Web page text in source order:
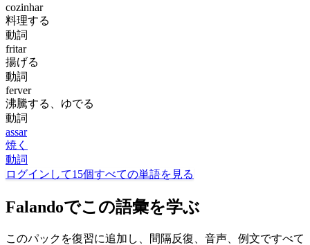
cozinhar
料理する
動詞
fritar
揚げる
動詞
ferver
沸騰する、ゆでる
動詞
assar
焼く
動詞
ログインして15個すべての単語を見る
Falandoでこの語彙を学ぶ
このパックを復習に追加し、間隔反復、音声、例文ですべて